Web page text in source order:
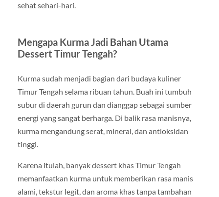
sehat sehari-hari.
Mengapa Kurma Jadi Bahan Utama
Dessert Timur Tengah?
Kurma sudah menjadi bagian dari budaya kuliner
Timur Tengah selama ribuan tahun. Buah ini tumbuh
subur di daerah gurun dan dianggap sebagai sumber
energi yang sangat berharga. Di balik rasa manisnya,
kurma mengandung serat, mineral, dan antioksidan
tinggi.
Karena itulah, banyak dessert khas Timur Tengah
memanfaatkan kurma untuk memberikan rasa manis
alami, tekstur legit, dan aroma khas tanpa tambahan